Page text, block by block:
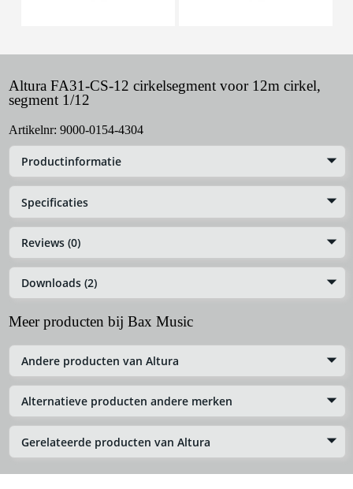
Altura FA31-CS-12 cirkelsegment voor 12m cirkel,
segment 1/12
Artikelnr: 9000-0154-4304
Productinformatie
Specificaties
Reviews (0)
Downloads (2)
Meer producten bij Bax Music
Andere producten van Altura
Alternatieve producten andere merken
Gerelateerde producten van Altura